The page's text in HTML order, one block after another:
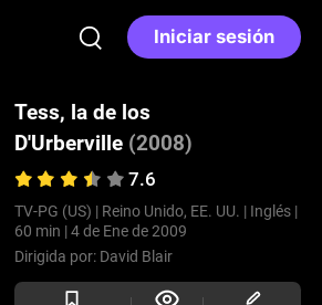
Iniciar sesión
Tess, la de los
D'Urberville (2008)
7.6
TV-PG (US) | Reino Unido, EE. UU. | Inglés |
60 min | 4 de Ene de 2009
Dirigida por: David Blair